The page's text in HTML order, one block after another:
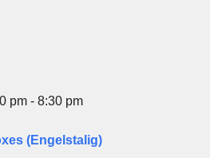
pm - 8:30 pm
(Engelstalig)